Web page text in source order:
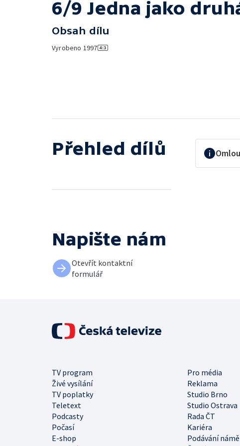
6/9 Jedna jako
Obsah dílu
Vyrobeno 1997
Přehled dílů
Napište nám
Otevřít kontaktní
formulář
TV program
Pro média
Živé vysílání
Reklama
TV poplatky
Studio Brno
Teletext
Studio Ostrava
Podcasty
Rada ČT
Počasí
Kariéra
E-shop
Podávání